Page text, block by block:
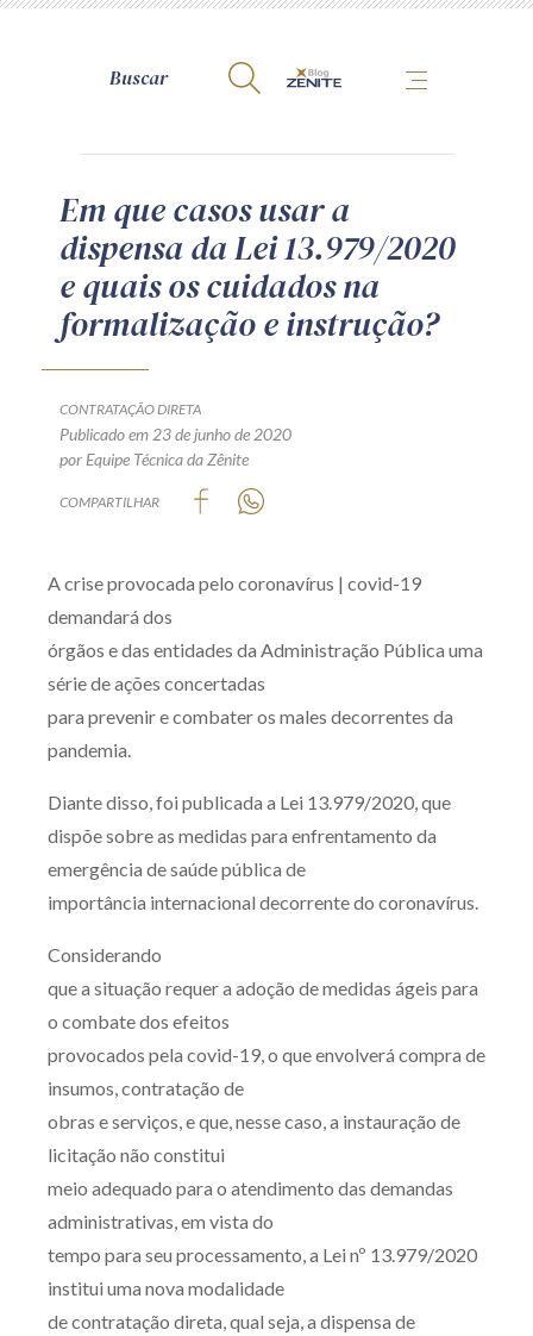
A Zênite
Como publicar conosco
Site da Zênite
Contato
Guia de Direitos dos Titulares de Dados
Encarregado (contato)
Zênite Play
Orientação por Escrito
Mentoria Zênite
Capacitação
Zênite Online
Diferenciais
Receba por RSS
Av. Sete de Setembro, 4698
Batel Curitiba/PR
Telefone (41) 2109-8666
Whatsapp (41) 98881-6616
Em que casos usar a
dispensa da Lei 13.979/2020
e quais os cuidados na
formalização e instrução?
CONTRATAÇÃO DIRETA
Publicado em 23 de junho de 2020
por Equipe Técnica da Zênite
COMPARTILHAR
A crise provocada pelo coronavírus | covid-19
demandará dos
órgãos e das entidades da Administração Pública uma
série de ações concertadas
para prevenir e combater os males decorrentes da
pandemia.
Diante disso, foi publicada a Lei 13.979/2020, que
dispõe sobre as medidas para enfrentamento da
emergência de saúde pública de
importância internacional decorrente do coronavírus.
Considerando
que a situação requer a adoção de medidas ágeis para
o combate dos efeitos
provocados pela covid-19, o que envolverá compra de
insumos, contratação de
obras e serviços, e que, nesse caso, a instauração de
licitação não constitui
meio adequado para o atendimento das demandas
administrativas, em vista do
tempo para seu processamento, a Lei nº 13.979/2020
institui uma nova modalidade
de contratação direta, qual seja, a dispensa de